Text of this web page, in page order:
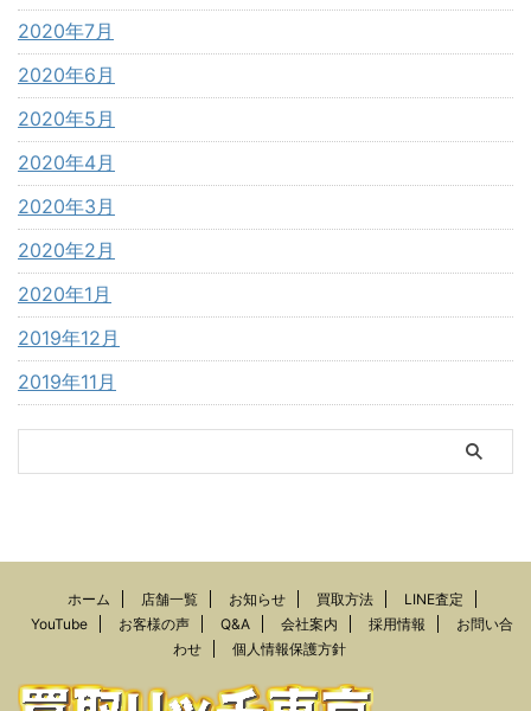
2020年7月
2020年6月
2020年5月
2020年4月
2020年3月
2020年2月
2020年1月
2019年12月
2019年11月
ホーム 店舗一覧 お知らせ 買取方法
LINE査定
YouTube
お客様の声 Q&A 会社案内 採用情報
お問い合
わせ
個人情報保護方針